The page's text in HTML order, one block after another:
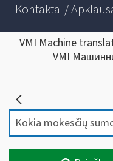
Kontaktai /
VMI Machine
VMI